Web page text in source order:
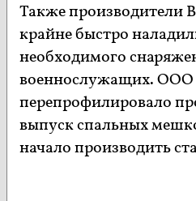
Также производители
крайне быстро
необходимого
военнослужащих. ООО
перепрофилировало
выпуск спальных
начало производить